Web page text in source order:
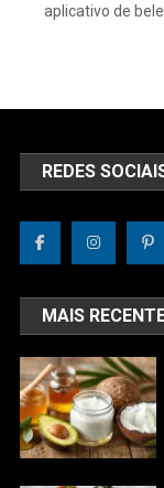
aplicativo de
REDES
MAIS